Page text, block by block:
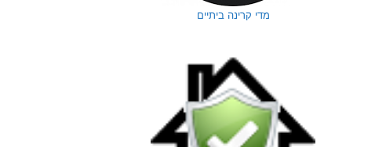
מדי קרינה ביתיים